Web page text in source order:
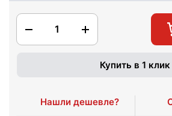
1
Купить в 1 клик
Нашли дешевле?